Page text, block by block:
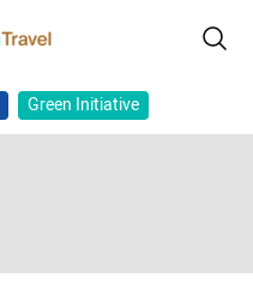
Green Initiative